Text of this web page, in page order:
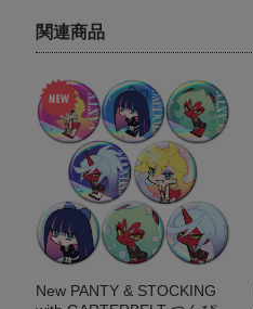
関連商品
New PANTY & STOCKING